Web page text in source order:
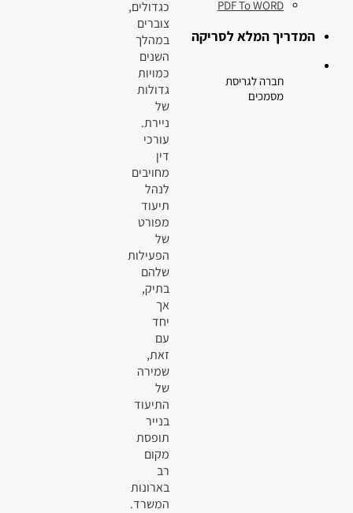
כגדולים,
צוברים
במהלך
השנים
כמויות
גדולות
של
ניירת.
עורכי
דין
מחויבים
לנהל
תיעוד
מפורט
של
הפעילות
שלהם
בתיק,
אך
יחד
עם
זאת,
שמירה
של
התיעוד
בנייר
תופסת
מקום
רב
בארונות
המשרד.
PDF To WORD
המדריך המלא לסריקה
חברה לגריסת
מסמכים